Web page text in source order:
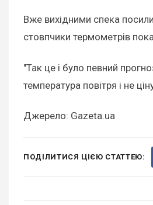
Вже вихідними спека
стовпчики термометрів
"Так це і було певний
температура повітря і не
Джерело: Gazeta.ua
ПОДІЛИТИСЯ ЦІЄЮ СТАТТЕЮ: